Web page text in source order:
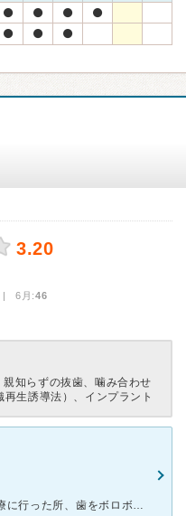
3.20
6月:46
親知らずの抜歯、噛み合わせ
生誘導法）、インプラント
20年程前、別のヤブ医者に虫歯の治療に行った所、歯をボロボロにされた。歯の外だけいじくって、内部の治療を全くと言っていいほど行っていなかったのだ。 数年後、やはり問題が出て来た。激しい痛みに伴って顔